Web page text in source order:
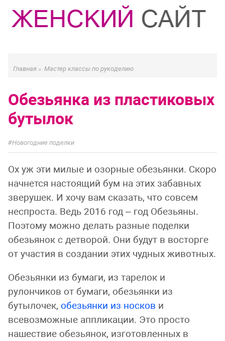
Главная » Мастер классы по рукоделию
Обезьянка из пластиковых
бутылок
Новогодние поделки
Ох уж эти милые и озорные обезьянки. Скоро
начнется настоящий бум на этих забавных
зверушек. И хочу вам сказать, что совсем
неспроста. Ведь 2016 год – год Обезьяны.
Поэтому можно делать разные поделки
обезьянок с детворой. Они будут в восторге
от участия в создании этих чудных животных.
Обезьянки из бумаги, из тарелок и
рулончиков от бумаги, обезьянки из
бутылочек, обезьянки из носков и
всевозможные аппликации. Это просто
нашествие обезьянок, изготовленных в